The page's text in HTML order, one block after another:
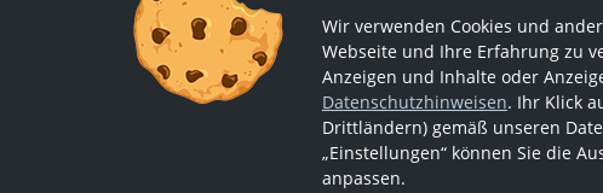
Wir verwenden Cookies und
Webseite und Ihre Erfahrung zu
Anzeigen und Inhalte oder
Datenschutzhinweisen. Ihr Klick
Drittländern) gemäß unseren
„Einstellungen“ können Sie die
anpassen.